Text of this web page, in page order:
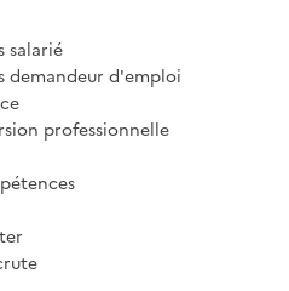
salarié
demandeur d'emploi
professionnelle